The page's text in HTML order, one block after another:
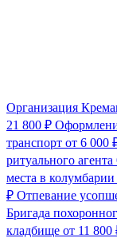
Организация
21 800 ₽
транспорт от 6 000
ритуального агента
места в колумбарии
₽ Отпевание
Бригада
кладбище от 11 800